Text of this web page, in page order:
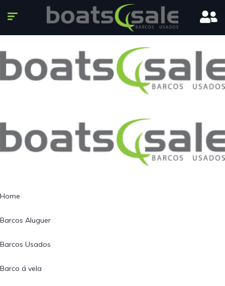
Home
Barcos Aluguer
Barcos Usados
Barco á vela